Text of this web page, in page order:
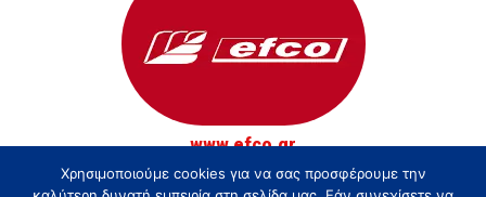
www.efco.gr
© Τσακίρης - Αγρός, Κήπος και Δάσος 2026
Χρησιμοποιούμε cookies για να σας προσφέρουμε την